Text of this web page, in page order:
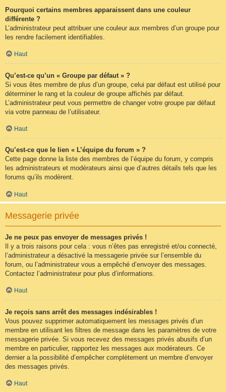
Pourquoi certains membres apparaissent dans une couleur
différente ?
L’administrateur peut attribuer une couleur aux membres d’un groupe pour
les rendre facilement identifiables.
Haut
Qu’est-ce qu’un « Groupe par défaut » ?
Si vous êtes membre de plus d’un groupe, celui par défaut est utilisé pour
déterminer le rang et la couleur de groupe affichés par défaut.
L’administrateur peut vous permettre de changer votre groupe par défaut
via votre panneau de l’utilisateur.
Haut
Qu’est-ce que le lien « L’équipe du forum » ?
Cette page donne la liste des membres de l’équipe du forum, y compris
les administrateurs et modérateurs ainsi que d’autres détails tels que les
forums qu’ils modèrent.
Haut
Messagerie privée
Je ne peux pas envoyer de messages privés !
Il y a trois raisons pour cela : vous n’êtes pas enregistré et/ou connecté,
l’administrateur a désactivé la messagerie privée sur l’ensemble du
forum, ou l’administrateur vous a empêché d’envoyer des messages.
Contactez l’administrateur pour plus d’informations.
Haut
Je reçois sans arrêt des messages indésirables !
Vous pouvez supprimer automatiquement les messages privés d’un
membre en utilisant les filtres de message dans les paramètres de votre
messagerie privée. Si vous recevez des messages privés abusifs d’un
membre en particulier, rapportez les messages aux modérateurs. Ce
dernier a la possibilité d’empêcher complètement un membre d’envoyer
des messages privés.
Haut